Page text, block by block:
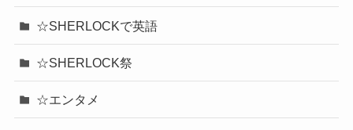
☆SHERLOCKで英語
☆SHERLOCK祭
☆エンタメ